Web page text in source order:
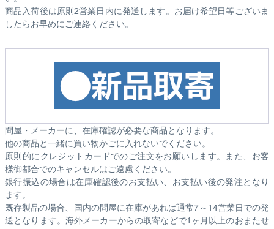
商品入荷後は原則2営業日内に発送します。お届け希望日等ございま
したらお早めにご連絡ください。
問屋・メーカーに、在庫確認が必要な商品となります。
他の商品と一緒に買い物かごに入れないでください。
原則的にクレジットカードでのご注文をお願いします。また、お客
様御都合でのキャンセルはご遠慮ください。
銀行振込の場合は在庫確認後のお支払い、お支払い後の発注となり
ます。
既存製品の場合、国内の問屋に在庫があれば通常7～14営業日での発
送となります。海外メーカーからの取寄などで1ヶ月以上のおまたせ